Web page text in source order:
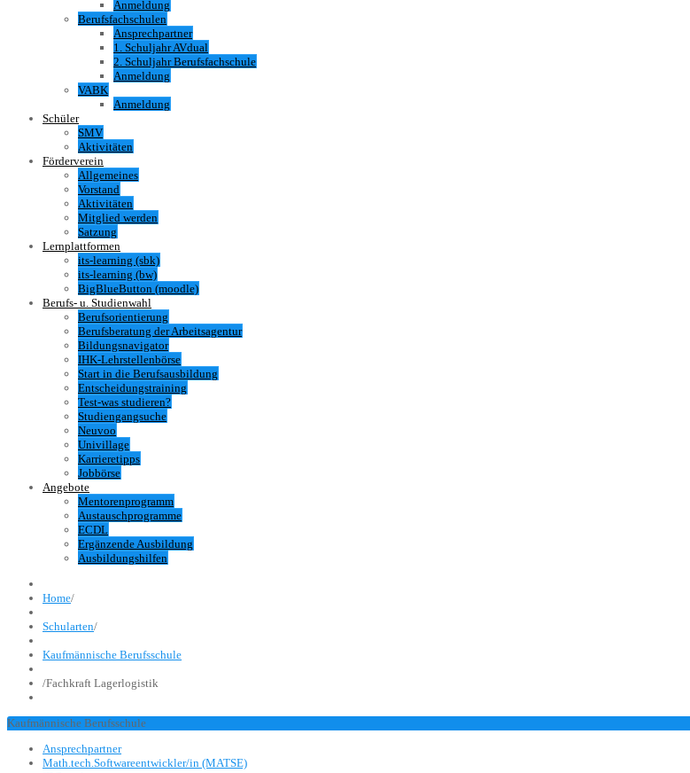
Anmeldung
Berufsfachschulen
Ansprechpartner
1. Schuljahr AVdual
2. Schuljahr Berufsfachschule
Anmeldung
VABK
Anmeldung
Schüler
SMV
Aktivitäten
Förderverein
Allgemeines
Vorstand
Aktivitäten
Mitglied werden
Satzung
Lernplattformen
its-learning (sbk)
its-learning (bw)
BigBlueButton (moodle)
Berufs- u. Studienwahl
Berufsorientierung
Berufsberatung der Arbeitsagentur
Bildungsnavigator
IHK-Lehrstellenbörse
Start in die Berufsausbildung
Entscheidungstraining
Test-was studieren?
Studiengangsuche
Neuvoo
Univillage
Karrieretipps
Jobbörse
Angebote
Mentorenprogramm
Austauschprogramme
ECDL
Ergänzende Ausbildung
Ausbildungshilfen
Home/
Schularten/
Kaufmännische Berufsschule
/Fachkraft Lagerlogistik
Kaufmännische Berufsschule
Ansprechpartner
Math.tech.Softwareentwickler/in (MATSE)